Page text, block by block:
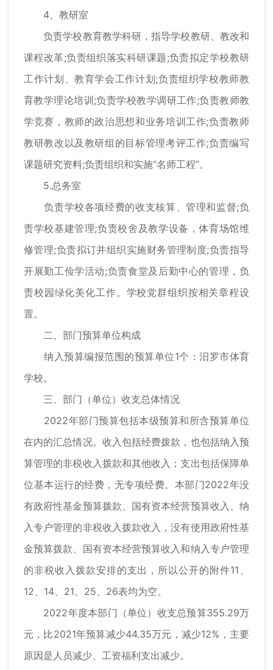
4、教研室
负责学校教育教学科研，指导学校教研、教改和
课程改革;负责组织落实科研课题;负责拟定学校教研
工作计划、教育学会工作计划;负责组织学校教师教
育教学理论培训;负责学校教学调研工作;负责教师教
学竞赛，教师的政治思想和业务培训工作;负责教师
教研教改以及教研组的目标管理考评工作;负责编写
课题研究资料;负责组织和实施“名师工程”。
5.总务室
负责学校各项经费的收支核算、管理和监督;负
责学校基建管理;负责校舍及教学设备，体育场馆维
修管理;负责拟订并组织实施财务管理制度;负责指导
开展勤工俭学活动;负责食堂及后勤中心的管理，负
责校园绿化美化工作。学校党群组织按相关章程设
置。
二、部门预算单位构成
纳入预算编报范围的预算单位1个：汨罗市体育
学校。
三、部门（单位）收支总体情况
2022年部门预算包括本级预算和所含预算单位
在内的汇总情况。收入包括经费拨款，也包括纳入预
算管理的非税收入拨款和其他收入；支出包括保障单
位基本运行的经费，无专项经费。本部门2022年没
有政府性基金预算拨款、国有资本经营预算收入、纳
入专户管理的非税收入拨款收入，没有使用政府性基
金预算拨款、国有资本经营预算收入和纳入专户管理
的非税收入拨款安排的支出，所以公开的附件11、
12、14、21、25、26表均为空。
2022年度本部门（单位）收支总预算355.29万
元，比2021年预算减少44.35万元，减少12%，主要
原因是人员减少、工资福利支出减少。